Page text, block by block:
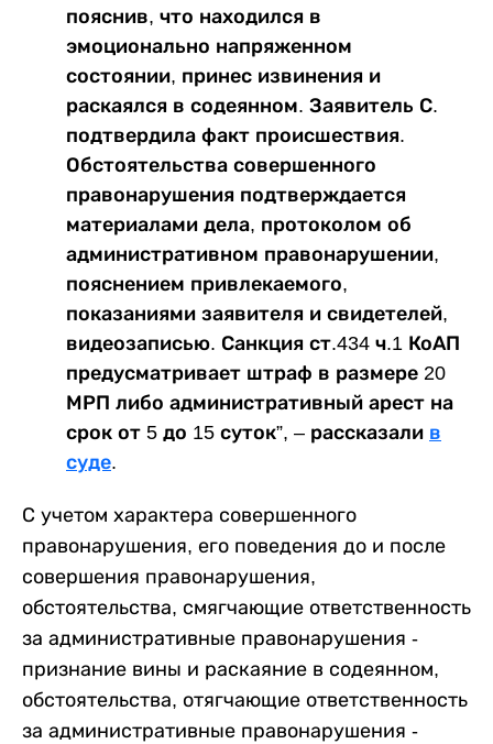
пояснив, что находился в
эмоционально напряженном
состоянии, принес извинения и
раскаялся в содеянном. Заявитель С.
подтвердила факт происшествия.
Обстоятельства совершенного
правонарушения подтверждается
материалами дела, протоколом об
административном правонарушении,
пояснением привлекаемого,
показаниями заявителя и свидетелей,
видеозаписью. Санкция ст.434 ч.1 КоАП
предусматривает штраф в размере 20
МРП либо административный арест на
срок от 5 до 15 суток”, – рассказали в
суде.
С учетом характера совершенного
правонарушения, его поведения до и после
совершения правонарушения,
обстоятельства, смягчающие ответственность
за административные правонарушения -
признание вины и раскаяние в содеянном,
обстоятельства, отягчающие ответственность
за административные правонарушения -